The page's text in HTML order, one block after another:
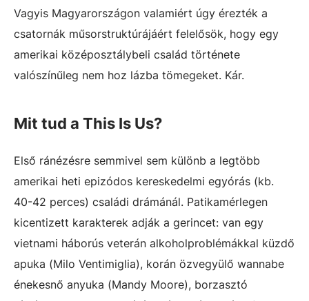
Vagyis Magyarországon valamiért úgy érezték a
csatornák műsorstruktúrájáért felelősök, hogy egy
amerikai középosztálybeli család története
valószínűleg nem hoz lázba tömegeket. Kár.
Mit tud a This Is Us?
Első ránézésre semmivel sem különb a legtöbb
amerikai heti epizódos kereskedelmi egyórás (kb.
40-42 perces) családi drámánál. Patikamérlegen
kicentizett karakterek adják a gerincet: van egy
vietnami háborús veterán alkoholproblémákkal küzdő
apuka (Milo Ventimiglia), korán özvegyülő wannabe
énekesnő anyuka (Mandy Moore), borzasztó